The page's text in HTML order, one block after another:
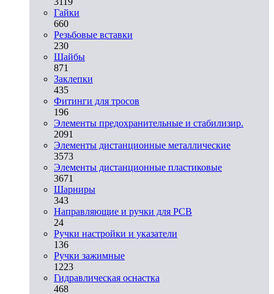
Гайки
660
Резьбовые вставки
230
Шайбы
871
Заклепки
435
Фитинги для тросов
196
Элементы предохранительные и стабилизир.
2091
Элементы дистанционные металлические
3573
Элементы дистанционные пластиковые
3671
Шарниры
343
Направляющие и ручки для PCB
24
Ручки настройки и указатели
136
Ручки зажимные
1223
Гидравлическая оснастка
468